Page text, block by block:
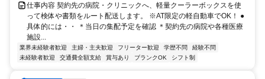
仕事内容 契約先の病院・クリニックへ、軽量クーラーボックスを使
って検体や書類をルート配送します。 ※AT限定の軽自動車でOK！ ●
具体的には・・ ＊当日の集配予定を確認 ＊契約先の病院や各種医療
施設...
業界未経験者歓迎 主婦・主夫歓迎 フリーター歓迎 学歴不問
経験不問
未経験者歓迎
交通費全額支給 賞与あり ブランクOK シフト制